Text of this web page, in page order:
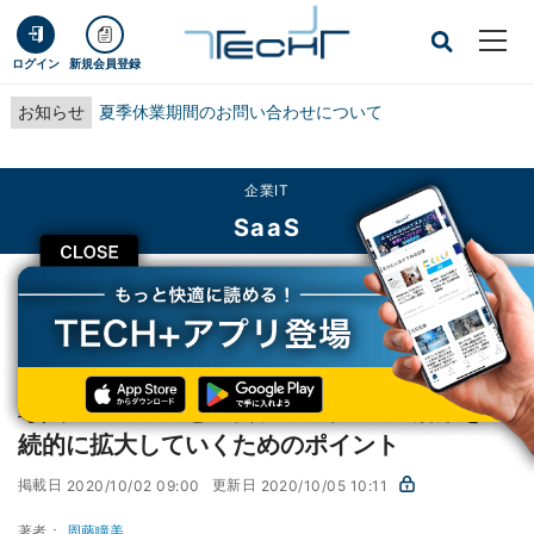
ログイン 新規会員登録
お知らせ 夏季休業期間のお問い合わせについて
CLOSE
企業IT
SaaS
TECH+ 企業IT
SaaS
導入フェーズごとに要チェック! RPA活用を継続的に拡大していくためのポイン
導入フェーズごとに要チェック! RPA活用を継
続的に拡大していくためのポイント
掲載日 2020/10/02 09:00 更新日 2020/10/05 10:11